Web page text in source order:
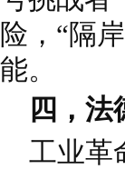
险，“隔
能。
四，法
工业革